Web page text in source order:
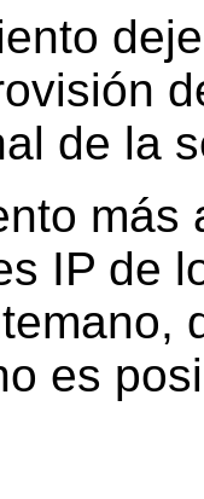
de la
IP de
es